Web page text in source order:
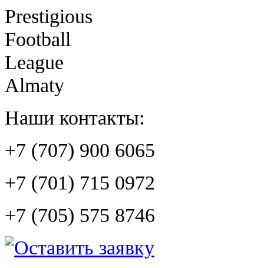
Prestigious
Football
League
Almaty
Наши контакты:
+7 (707) 900 6065
+7 (701) 715 0972
+7 (705) 575 8746